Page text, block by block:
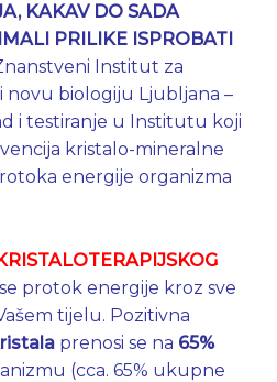
KAKAV DO SADA
PRILIKE ISPROBATI
Institut za
biologiju Ljubljana –
i testiranje u Institutu koji
kristalo-mineralne
energije organizma
protok energije kroz sve
tijelu. Pozitivna
prenosi se na 65%
(cca. 65% ukupne